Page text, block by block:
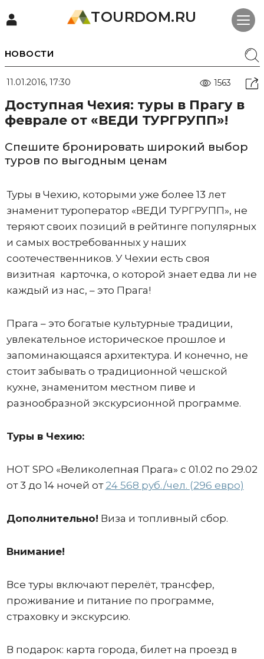
TOURDOM.RU
НОВОСТИ
11.01.2016, 17:30 1563
Доступная Чехия: туры в Прагу в
феврале от «ВЕДИ ТУРГРУПП»!
Спешите бронировать широкий выбор
туров по выгодным ценам
Туры в Чехию, которыми уже более 13 лет
знаменит туроператор «ВЕДИ ТУРГРУПП», не
теряют своих позиций в рейтинге популярных
и самых востребованных у наших
соотечественников. У Чехии есть своя
визитная карточка, о которой знает едва ли не
каждый из нас, – это Прага!
Прага – это богатые культурные традиции,
увлекательное историческое прошлое и
запоминающаяся архитектура. И конечно, не
стоит забывать о традиционной чешской
кухне, знаменитом местном пиве и
разнообразной экскурсионной программе.
Туры в Чехию:
HOT SPO «Великолепная Прага» с 01.02 по 29.02
от 3 до 14 ночей от 24 568 руб./чел. (296 евро)
Дополнительно! Виза и топливный сбор.
Внимание!
Все туры включают перелёт, трансфер,
проживание и питание по программе,
страховку и экскурсию.
В подарок: карта города, билет на проезд в